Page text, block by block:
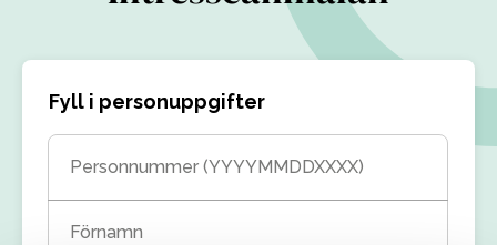
Fyll i personuppgifter
Personnummer (YYYYMMDDXXXX)
Förnamn